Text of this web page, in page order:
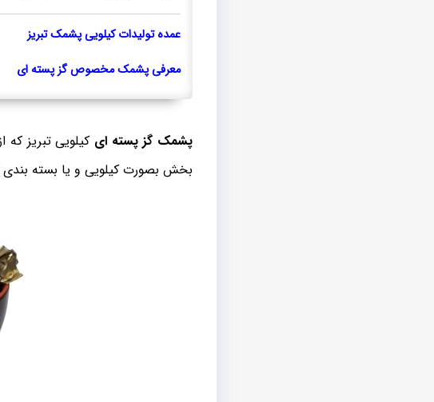
عمده تولیدات کیلویی پشمک تبریز
معرفی پشمک مخصوص گز پسته ای
پشمک گز پسته ای کیلویی تبریز
بخش بصورت کیلویی و یا بسته